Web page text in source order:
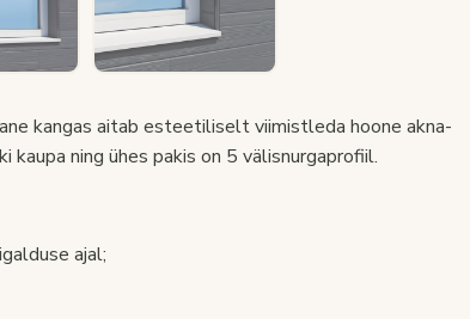
kangas aitab esteetiliselt viimistleda hoone akna-
ning ühes pakis on 5 välisnurgaprofiil.
ajal;